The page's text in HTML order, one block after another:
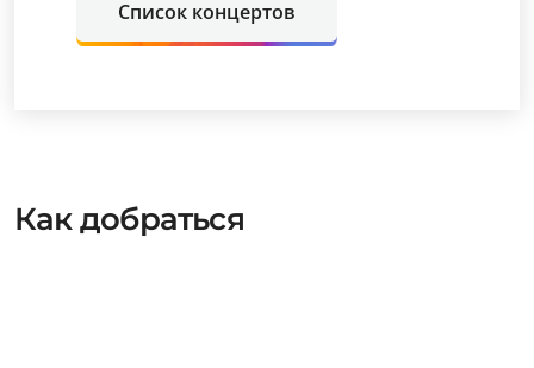
Список концертов
Как добраться